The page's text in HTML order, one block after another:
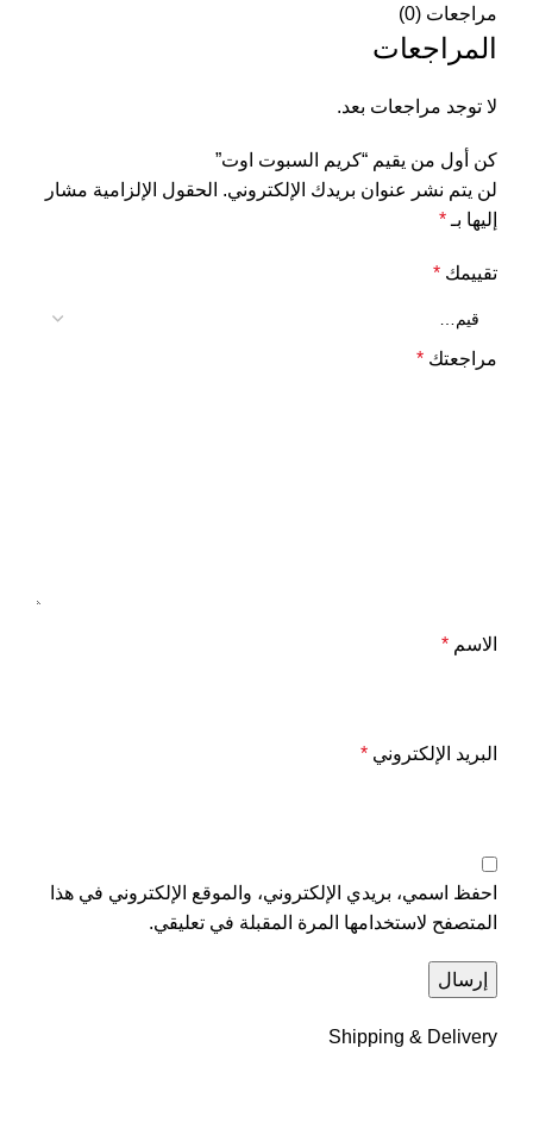
مراجعات (0)
المراجعات
لا توجد مراجعات بعد.
كن أول من يقيم “كريم السبوت اوت”
لن يتم نشر عنوان بريدك الإلكتروني. الحقول الإلزامية مشار
إليها بـ *
تقييمك *
مراجعتك *
الاسم *
البريد الإلكتروني *
احفظ اسمي، بريدي الإلكتروني، والموقع الإلكتروني في هذا
المتصفح لاستخدامها المرة المقبلة في تعليقي.
Shipping & Delivery